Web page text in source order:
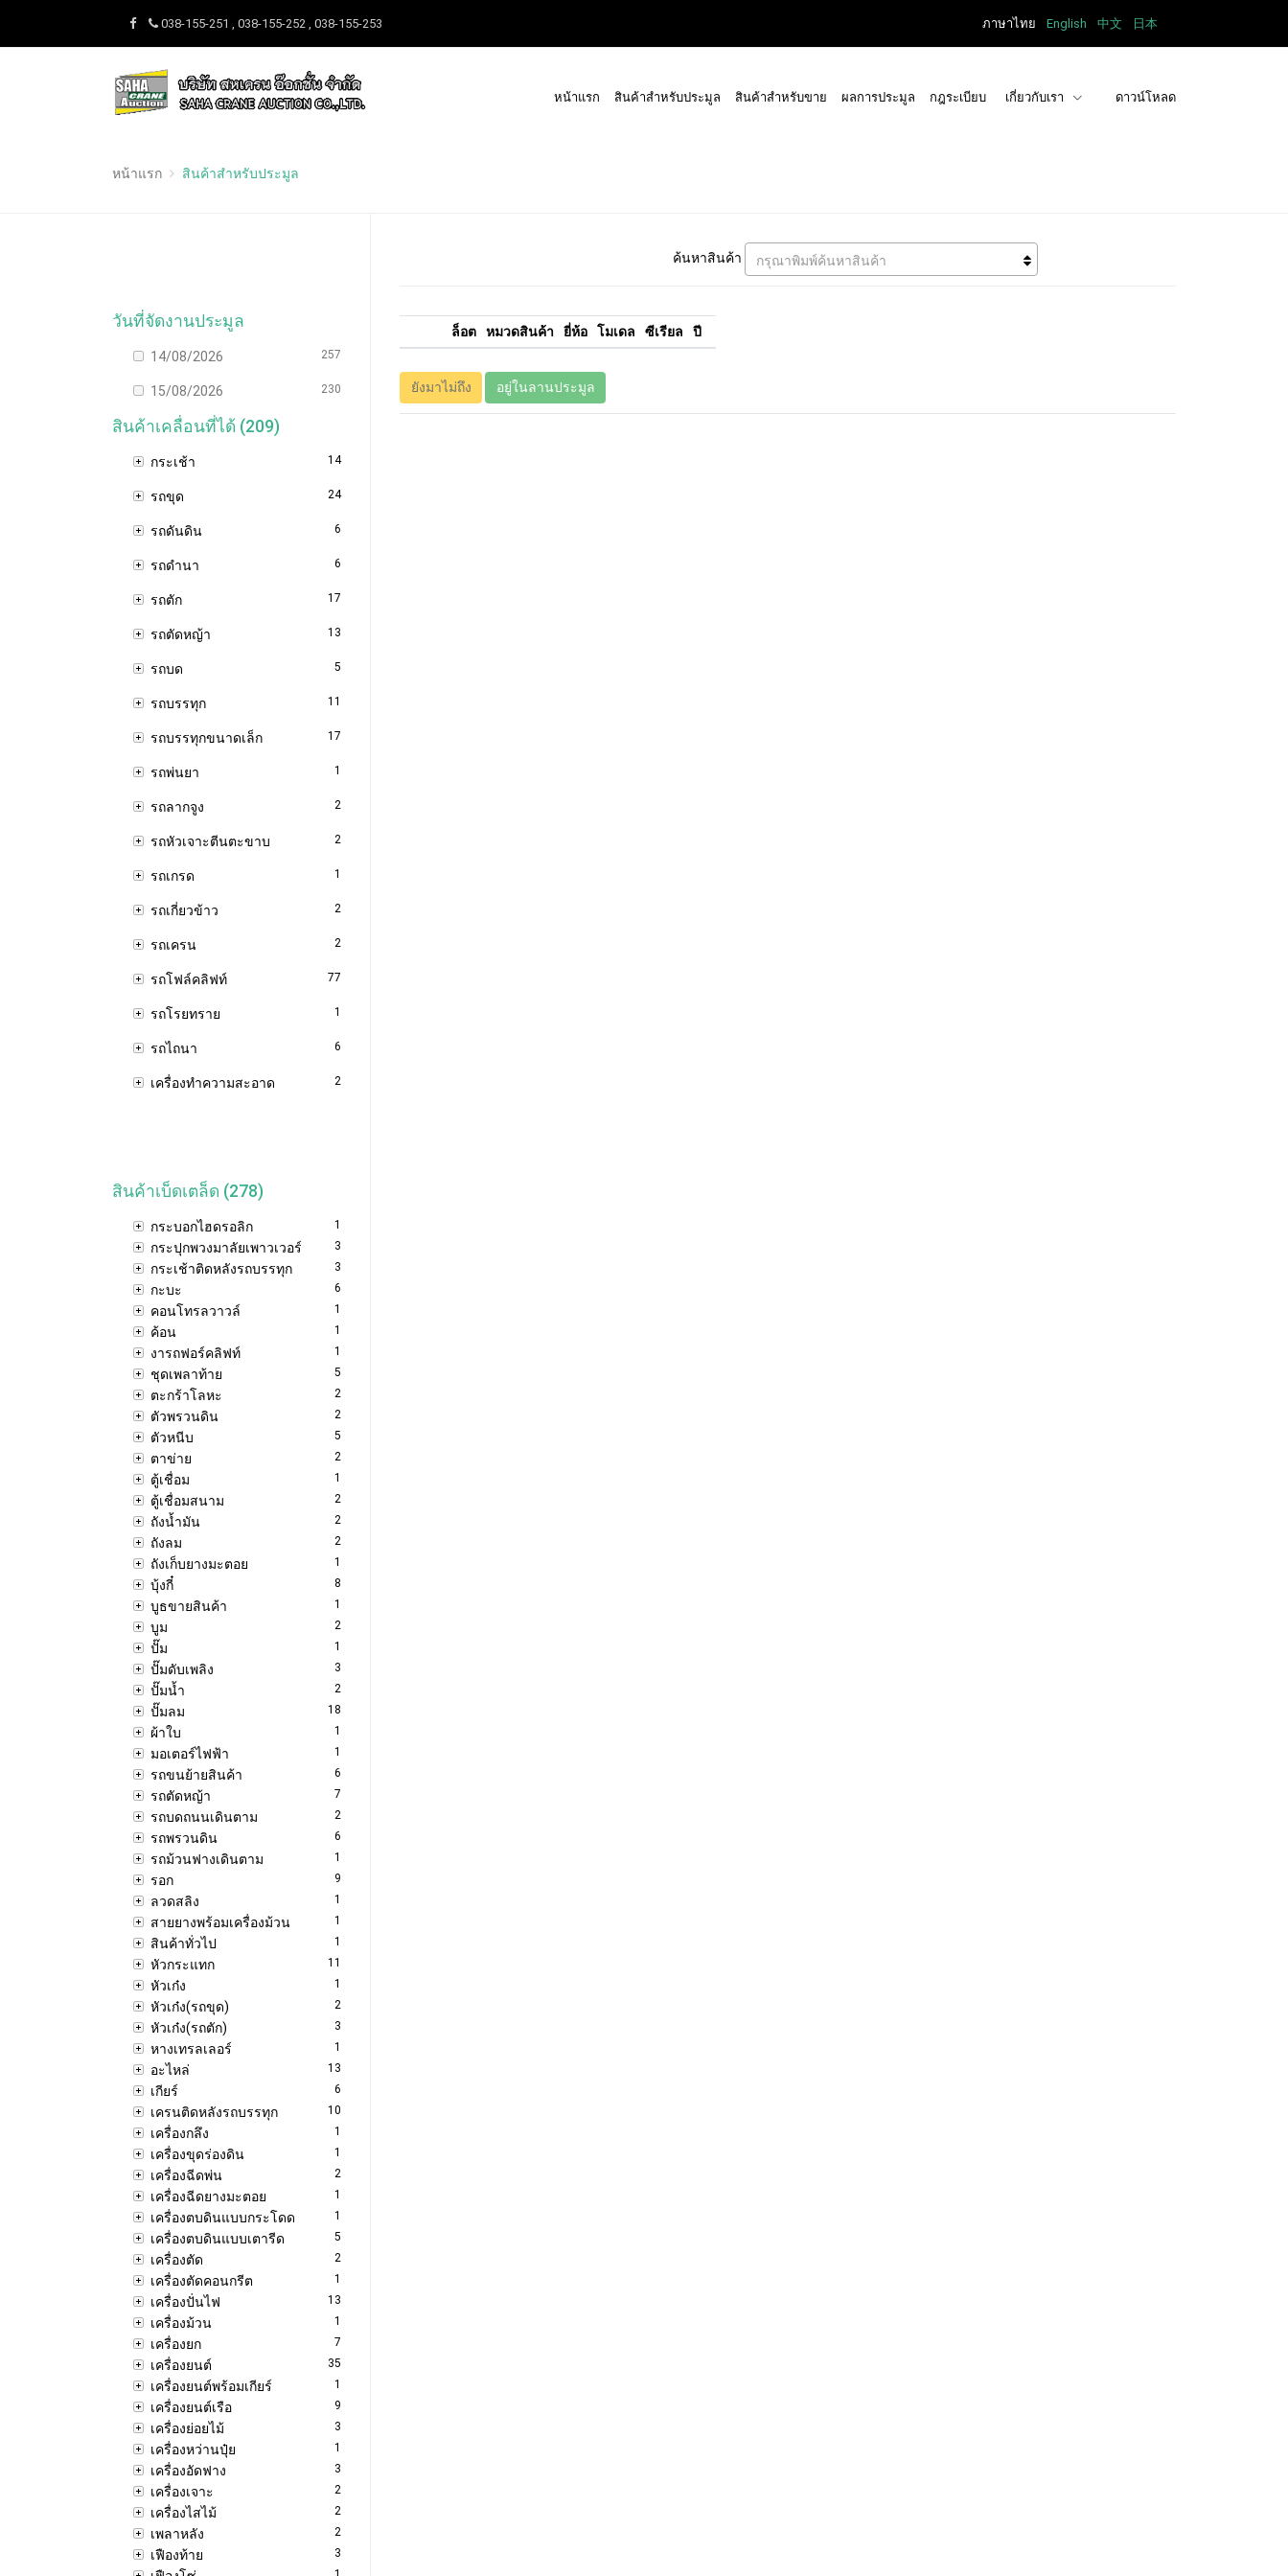
038-155-251 , 038-155-252 , 038-155-253 ภาษาไทย English 中文 日本
หน้าแรก สินค้าสำหรับประมูล สินค้าสำหรับขาย ผลการประมูล กฎระเบียบ เกี่ยวกับเรา ดาวน์โหลด
หน้าแรก สินค้าสำหรับประมูล
วันที่จัดงานประมูล
14/08/2026 257
15/08/2026 230
สินค้าเคลื่อนที่ได้ (209)
กระเช้า 14
รถขุด 24
รถดันดิน 6
รถดำนา 6
รถตัก 17
รถตัดหญ้า 13
รถบด 5
รถบรรทุก 11
รถบรรทุกขนาดเล็ก 17
รถพ่นยา 1
รถลากจูง 2
รถหัวเจาะตีนตะขาบ 2
รถเกรด 1
รถเกี่ยวข้าว 2
รถเครน 2
รถโฟล์คลิฟท์ 77
รถโรยทราย 1
รถไถนา 6
เครื่องทำความสะอาด 2
สินค้าเบ็ดเตล็ด (278)
กระบอกไฮดรอลิก 1
กระปุกพวงมาลัยเพาวเวอร์ 3
กระเช้าติดหลังรถบรรทุก 3
กะบะ 6
คอนโทรลวาวล์ 1
ค้อน 1
งารถฟอร์คลิฟท์ 1
ชุดเพลาท้าย 5
ตะกร้าโลหะ 2
ตัวพรวนดิน 2
ตัวหนีบ 5
ตาข่าย 2
ตู้เชื่อม 1
ตู้เชื่อมสนาม 2
ถังน้ำมัน 2
ถังลม 2
ถังเก็บยางมะตอย 1
บุ้งกี๋ 8
บูธขายสินค้า 1
บูม 2
ปั๊ม 1
ปั๊มดับเพลิง 3
ปั๊มน้ำ 2
ปั๊มลม 18
ผ้าใบ 1
มอเตอร์ไฟฟ้า 1
รถขนย้ายสินค้า 6
รถตัดหญ้า 7
รถบดถนนเดินตาม 2
รถพรวนดิน 6
รถม้วนฟางเดินตาม 1
รอก 9
ลวดสลิง 1
สายยางพร้อมเครื่องม้วน 1
สินค้าทั่วไป 1
หัวกระแทก 11
หัวเก๋ง 1
หัวเก๋ง(รถขุด) 2
หัวเก๋ง(รถตัก) 3
หางเทรลเลอร์ 1
อะไหล่ 13
เกียร์ 6
เครนติดหลังรถบรรทุก 10
เครื่องกลึง 1
เครื่องขุดร่องดิน 1
เครื่องฉีดพ่น 2
เครื่องฉีดยางมะตอย 1
เครื่องตบดินแบบกระโดด 1
เครื่องตบดินแบบเตารีด 5
เครื่องตัด 2
เครื่องตัดคอนกรีต 1
เครื่องปั่นไฟ 13
เครื่องม้วน 1
เครื่องยก 7
เครื่องยนต์ 35
เครื่องยนต์พร้อมเกียร์ 1
เครื่องยนต์เรือ 9
เครื่องย่อยไม้ 3
เครื่องหว่านปุ๋ย 1
เครื่องอัดฟาง 3
เครื่องเจาะ 2
เครื่องไสไม้ 2
เพลาหลัง 2
เฟืองท้าย 3
ค้นหาสินค้า กรุณาพิมพ์ค้นหาสินค้า
ล็อต หมวดสินค้า ยี่ห้อ โมเดล ซีเรียล ปี
ยังมาไม่ถึง อยู่ในลานประมูล